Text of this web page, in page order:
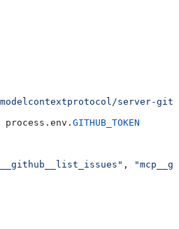
server-
process . env . GITHUB_TOKEN
,